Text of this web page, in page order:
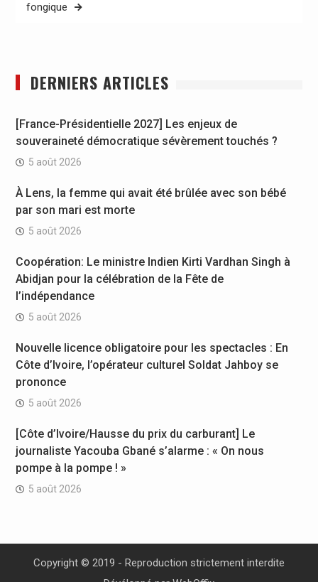
fongique
DERNIERS ARTICLES
[France-Présidentielle 2027] Les enjeux de
souveraineté démocratique sévèrement touchés ?
5 août 2026
À Lens, la femme qui avait été brûlée avec son bébé
par son mari est morte
5 août 2026
Coopération: Le ministre Indien Kirti Vardhan Singh à
Abidjan pour la célébration de la Fête de
l’indépendance
5 août 2026
Nouvelle licence obligatoire pour les spectacles : En
Côte d’Ivoire, l’opérateur culturel Soldat Jahboy se
prononce
5 août 2026
[Côte d’Ivoire/Hausse du prix du carburant] Le
journaliste Yacouba Gbané s’alarme : « On nous
pompe à la pompe ! »
5 août 2026
Copyright © 2019 - Reproduction strictement interdite